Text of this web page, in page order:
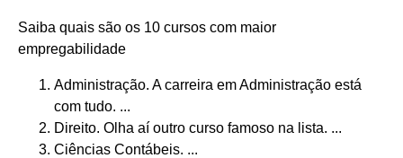
Saiba quais são os 10 cursos com maior
empregabilidade
Administração. A carreira em Administração está
com tudo. ...
Direito. Olha aí outro curso famoso na lista. ...
Ciências Contábeis. ...